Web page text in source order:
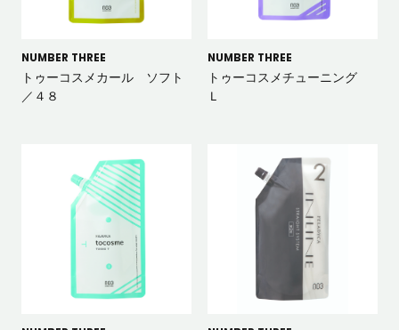
NUMBER THREE
トゥーコスメカール ソフト
／４８
NUMBER THREE
トゥーコスメチューニング
Ｌ